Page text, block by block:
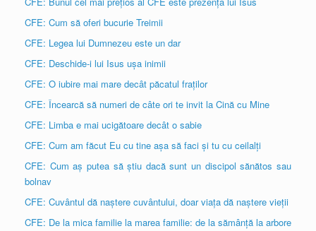
CFE: Cum să oferi bucurie Treimii
CFE: Legea lui Dumnezeu este un dar
CFE: Deschide-i lui Isus ușa inimii
CFE: O iubire mai mare decât păcatul fraților
CFE: Încearcă să numeri de câte ori te invit la Cină cu Mine
CFE: Limba e mai ucigătoare decât o sabie
CFE: Cum am făcut Eu cu tine așa să faci și tu cu ceilalți
CFE: Cum aș putea să știu dacă sunt un discipol sănătos sau
bolnav
CFE: Cuvântul dă naștere cuvântului, doar viața dă naștere vieții
CFE: De la mica familie la marea familie: de la sămânță la arbore